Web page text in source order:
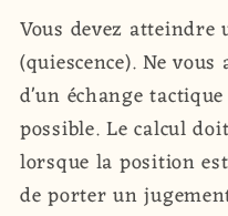
Vous devez atteindre
(quiescence). Ne
d'un échange
possible. Le calcul
lorsque la position
de porter un